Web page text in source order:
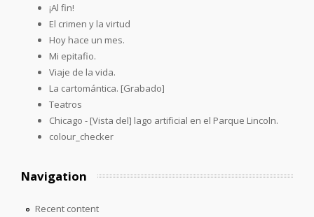
¡Al fin!
El crimen y la virtud
Hoy hace un mes.
Mi epitafio.
Viaje de la vida.
La cartomántica. [Grabado]
Teatros
Chicago - [Vista del] lago artificial en el Parque Lincoln.
colour_checker
Navigation
Recent content